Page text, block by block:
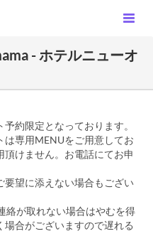
- ホテルニューオ
約限定となっております。
専用MENUをご用意してお
頂けません。お電話にてお申
望に添えない場合もござい
が取れない場合はやむを得
合がございますので遅れる